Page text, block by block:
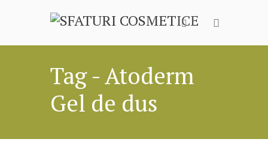
Tag - Atoderm
Gel de dus